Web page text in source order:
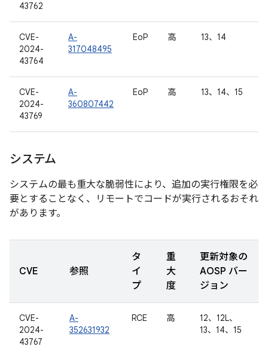
43762
CVE-
2024-
43764
A-
317048495
EoP 高 13、14
CVE-
2024-
43769
A-
360807442
EoP 高 13、14、15
システム
システムの最も重大な脆弱性により、追加の実行権限を必
要とすることなく、リモートでコードが実行されるおそれ
があります。
CVE 参照
タ
イ
プ
重
大
度
更新対象の
AOSP バー
ジョン
CVE-
2024-
43767
A-
352631932
RCE 高
12、12L、
13、14、15